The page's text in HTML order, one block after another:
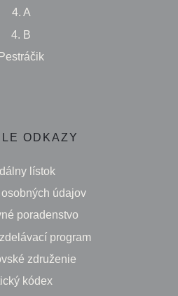
4. A
4. B
Pestráčik
ODKAZY
lístok
údajov
poradenstvo
program
združenie
kódex